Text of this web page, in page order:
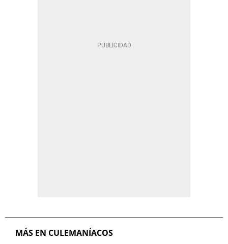
MÁS EN CULEMANÍACOS